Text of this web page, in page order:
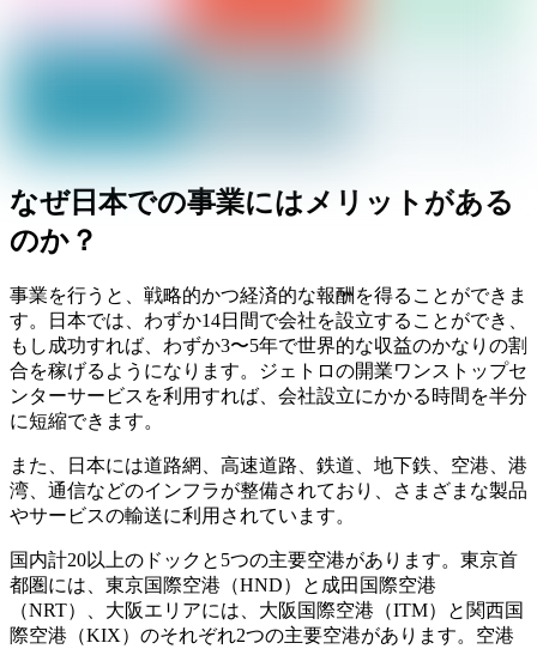
なぜ日本での事業にはメリットがある
のか？
事業を行うと、戦略的かつ経済的な報酬を得ることができま
す。日本では、わずか14日間で会社を設立することができ、
もし成功すれば、わずか3〜5年で世界的な収益のかなりの割
合を稼げるようになります。ジェトロの開業ワンストップセ
ンターサービスを利用すれば、会社設立にかかる時間を半分
に短縮できます。
また、日本には道路網、高速道路、鉄道、地下鉄、空港、港
湾、通信などのインフラが整備されており、さまざまな製品
やサービスの輸送に利用されています。
国内計20以上のドックと5つの主要空港があります。東京首
都圏には、東京国際空港（HND）と成田国際空港
（NRT）、大阪エリアには、大阪国際空港（ITM）と関西国
際空港（KIX）のそれぞれ2つの主要空港があります。空港